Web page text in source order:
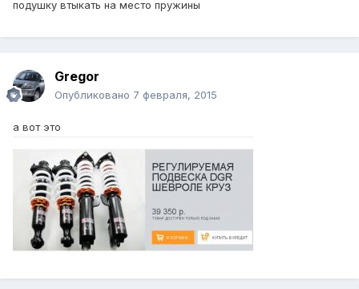
подушку втыкать на место пружины
Gregor
Опубликовано 7 февраля, 2015
а вот это